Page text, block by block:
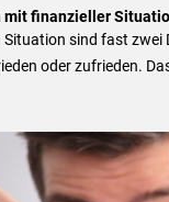
mit finanzieller
sind fast zwei
oder zufrieden.